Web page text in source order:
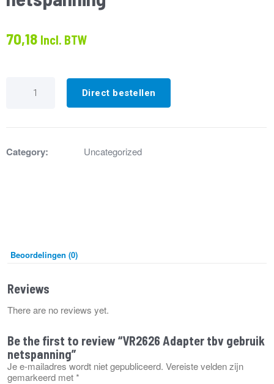
70,18 Incl. BTW
Adapter
Direct bestellen
Category: Uncategorized
Beoordelingen (0)
Reviews
There are no reviews yet.
Be the first to review “VR2626 Adapter tbv gebruik
netspanning”
Je e-mailadres wordt niet gepubliceerd. Vereiste velden zijn
gemarkeerd met*